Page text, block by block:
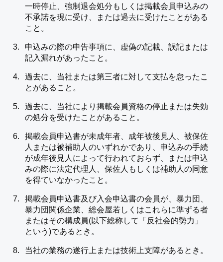
一時停止、強制退会処分もしくは掲載会員申込みの
不承諾を現に受け、または過去に受けたことがある
こと。
申込みの際の申告事項に、虚偽の記載、誤記または
記入漏れがあったこと。
過去に、当社または第三者に対して支払を怠ったこ
とがあること。
過去に、当社により掲載会員資格の停止または失効
の処分を受けたことがあること。
掲載会員申込書が未成年者、成年被後見人、被保佐
人または被補助人のいずれかであり、申込みの手続
が成年後見人によって行われておらず、または申込
みの際に法定代理人、保佐人もしくは補助人の同意
を得ていなかったこと。
掲載会員申込書及び入会申込書の会員が、暴力団、
暴力団関係企業、総会屋若しくはこれらに準ずる者
またはその構成員(以下総称して「反社会的勢力」
という)であるとき。
当社の業務の遂行上または技術上支障があるとき。